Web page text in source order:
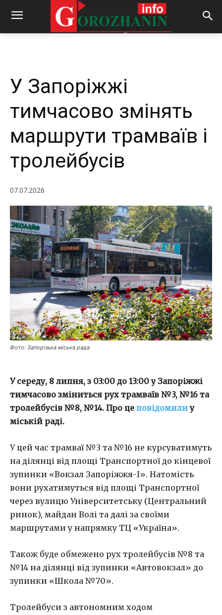
By REDACTOR - 07.07.2026 192
У Запоріжжі
тимчасово змінять
маршрути трамваїв і
тролейбусів
07.07.2026
Фото: Запорізька міська рада
У середу, 8 липня, з 03:00 до 13:00 у Запоріжжі
тимчасово зміниться рух трамваїв №3, №16 та
тролейбусів №8, №14. Про це повідомилиу
міській раді.
У цей час трамваї №3 та №16 не курсуватимуть
на ділянці від площі Транспортної до кінцевої
зупинки «Вокзал Запоріжжя-І». Натомість
вони рухатимуться від площі Транспортної
через вулицю Університетську (Центральний
ринок), майдан Волі та далі за своїми
маршрутами у напрямку ТЦ «Україна».
Також буде обмежено рух тролейбусів №8 та
№14 на ділянці від зупинки «Автовокзал» до
зупинки «Школа №70».
Тролейбуси з автономним ходом